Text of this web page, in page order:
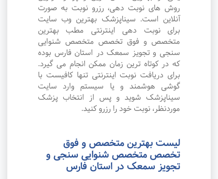
روش های نوبت دهی، رزرو نوبت به صورت
آنلاین است. سیناپزشک بهترین وب سایت
برای نوبت دهی اینترنتی مطب بهترین
متخصص و فوق تخصص متخصص شنوایی
سنجی و تجویز سمعک در استان فارس بوده
که در کوتاه ترین زمان ممکن انجام می گیرد.
برای دریافت نوبت اینترنتی تنها کافیست با
گوشی هوشمند و یا سیستم وارد سایت
سیناپزشک شوید و پس از انتخاب پزشک
موردنظر، نوبت خود را رزرو کنید.
لیست بهترین متخصص و فوق
تخصص متخصص شنوایی سنجی و
تجویز سمعک در استان فارس